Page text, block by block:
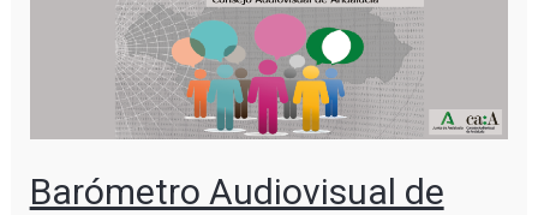
Barómetro Audiovisual de